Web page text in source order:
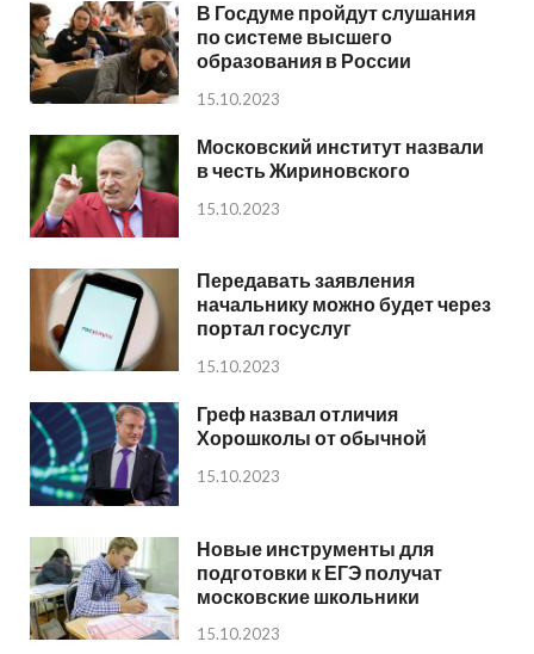
В Госдуме пройдут слушания
по системе высшего
образования в России
15.10.2023
Московский институт назвали
в честь Жириновского
15.10.2023
Передавать заявления
начальнику можно будет через
портал госуслуг
15.10.2023
Греф назвал отличия
Хорошколы от обычной
15.10.2023
Новые инструменты для
подготовки к ЕГЭ получат
московские школьники
15.10.2023